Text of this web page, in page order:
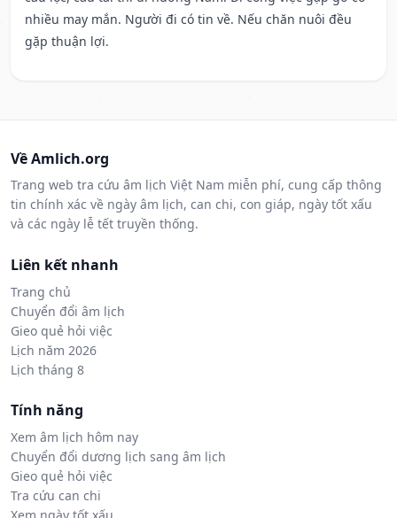
nhiều may mắn. Người đi có tin về. Nếu chăn nuôi đều
gặp thuận lợi.
Về Amlich.org
Trang web tra cứu âm lịch Việt Nam miễn phí, cung cấp thông
tin chính xác về ngày âm lịch, can chi, con giáp, ngày tốt xấu
và các ngày lễ tết truyền thống.
Liên kết nhanh
Trang chủ
Chuyển đổi âm lịch
Gieo quẻ hỏi việc
Lịch năm 2026
Lịch tháng 8
Tính năng
Xem âm lịch hôm nay
Chuyển đổi dương lịch sang âm lịch
Gieo quẻ hỏi việc
Tra cứu can chi